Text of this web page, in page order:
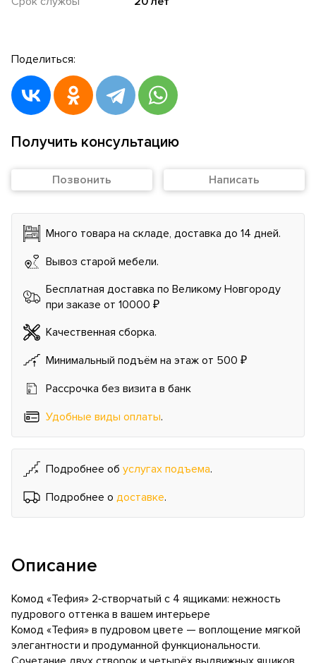
Поделиться:
Получить консультацию
Позвонить Написать
Много товара на складе, доставка до 14 дней.
Вывоз старой мебели.
Бесплатная доставка по Великому Новгороду
при заказе от 10000 ₽
Качественная сборка.
Минимальный подъём на этаж от 500 ₽
Рассрочка без визита в банк
Удобные виды оплаты.
Подробнее об услугах подъема.
Подробнее о доставке.
Описание
Комод «Тефия» 2‑створчатый с 4 ящиками: нежность
пудрового оттенка в вашем интерьере
Комод «Тефия» в пудровом цвете — воплощение мягкой
элегантности и продуманной функциональности.